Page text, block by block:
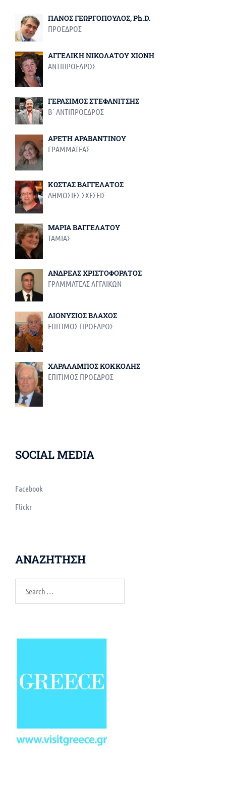
ΠΑΝΟΣ ΓΕΩΡΓΟΠΟΥΛΟΣ, Ph.D.
ΠΡΟΕΔΡΟΣ
ΑΓΓΕΛΙΚΗ ΝΙΚΟΛΑΤΟΥ ΧΙΟΝΗ
ΑΝΤΙΠΡΟΕΔΡΟΣ
ΓΕΡΑΣΙΜΟΣ ΣΤΕΦΑΝΙΤΣΗΣ
Β΄ ΑΝΤΙΠΡΟΕΔΡΟΣ
ΑΡΕΤΗ ΑΡΑΒΑΝΤΙΝΟΥ
ΓΡΑΜΜΑΤΕΑΣ
ΚΩΣΤΑΣ ΒΑΓΓΕΛΑΤΟΣ
ΔΗΜΟΣΙΕΣ ΣΧΕΣΕΙΣ
ΜΑΡΙΑ ΒΑΓΓΕΛΑΤΟΥ
ΤΑΜΙΑΣ
ΑΝΔΡΕΑΣ ΧΡΙΣΤΟΦΟΡΑΤΟΣ
ΓΡΑΜΜΑΤΕΑΣ ΑΓΓΛΙΚΩΝ
ΔΙΟΝΥΣΙΟΣ ΒΛΑΧΟΣ
ΕΠΙΤΙΜΟΣ ΠΡΟΕΔΡΟΣ
ΧΑΡΑΛΑΜΠΟΣ ΚΟΚΚΟΛΗΣ
ΕΠΙΤΙΜΟΣ ΠΡΟΕΔΡΟΣ
SOCIAL MEDIA
Facebook
Flickr
ΑΝΑΖΗΤΗΣΗ